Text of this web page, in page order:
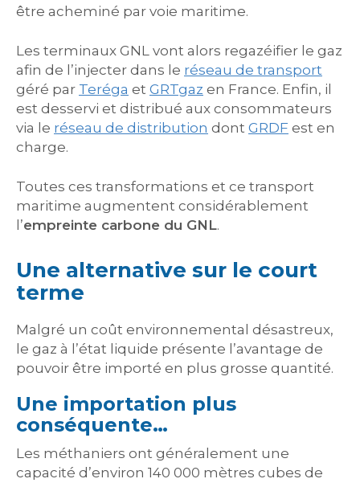
être acheminé par voie maritime.
Les terminaux GNL vont alors regazéifier le gaz
afin de l’injecter dans le réseau de transport
géré par Teréga et GRTgaz en France. Enfin, il
est desservi et distribué aux consommateurs
via le réseau de distribution dont GRDF est en
charge.
Toutes ces transformations et ce transport
maritime augmentent considérablement
l’empreinte carbone du GNL.
Une alternative sur le court
terme
Malgré un coût environnemental désastreux,
le gaz à l’état liquide présente l’avantage de
pouvoir être importé en plus grosse quantité.
Une importation plus
conséquente…
Les méthaniers ont généralement une
capacité d’environ 140 000 mètres cubes de